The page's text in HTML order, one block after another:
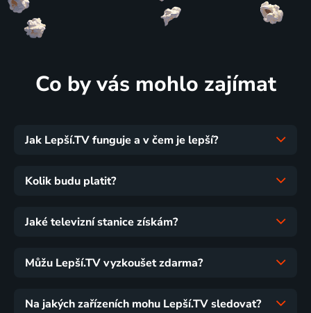
Co by vás mohlo zajímat
Jak Lepší.TV funguje a v čem je lepší?
Kolik budu platit?
Jaké televizní stanice získám?
Můžu Lepší.TV vyzkoušet zdarma?
Na jakých zařízeních mohu Lepší.TV sledovat?